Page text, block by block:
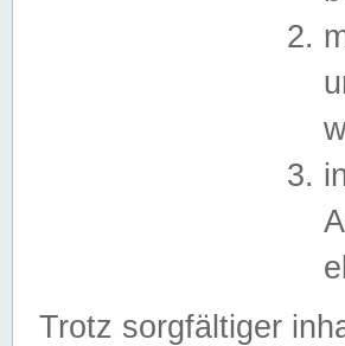
Trotz sorgfältiger